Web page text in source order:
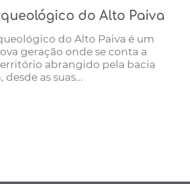
do Alto Paiva
do Alto Paiva é um
geração onde se conta a
abrangido pela bacia
desde as suas...